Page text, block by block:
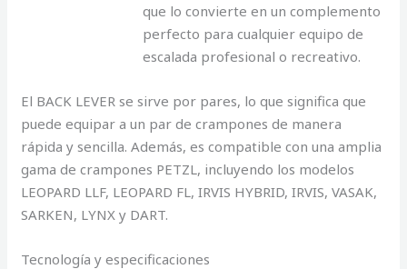
que lo convierte en un complemento
perfecto para cualquier equipo de
escalada profesional o recreativo.
El BACK LEVER se sirve por pares, lo que significa que
puede equipar a un par de crampones de manera
rápida y sencilla. Además, es compatible con una amplia
gama de crampones PETZL, incluyendo los modelos
LEOPARD LLF, LEOPARD FL, IRVIS HYBRID, IRVIS, VASAK,
SARKEN, LYNX y DART.
Tecnología y especificaciones